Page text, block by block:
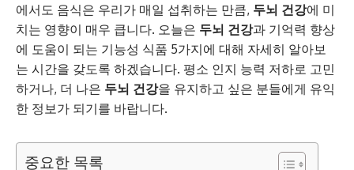
에서도 음식은 우리가 매일 섭취하는 만큼, 두뇌 건강에 미
치는 영향이 매우 큽니다. 오늘은 두뇌 건강과 기억력 향상
에 도움이 되는 기능성 식품 5가지에 대해 자세히 알아보
는 시간을 갖도록 하겠습니다. 평소 인지 능력 저하로 고민
하거나, 더 나은 두뇌 건강을 유지하고 싶은 분들에게 유익
한 정보가 되기를 바랍니다.
중요한 목록